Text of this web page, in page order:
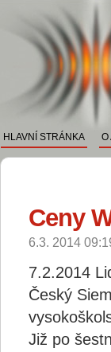
ALISI
HLAVNÍ STRÁNKA O
Ceny
6.3. 2014
7.2.2014
Český
Již po